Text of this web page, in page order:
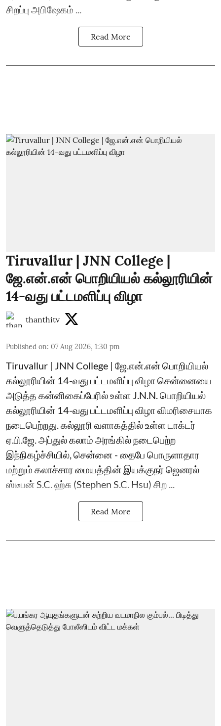
சிறப்பு அபிஷேகம் ...
Read More
Tiruvallur | JNN College |
ஜே.என்.என் பொறியியல் கல்லூரியின்
14-வது பட்டமளிப்பு விழா
thanthitv
Published on: 07 Aug 2026, 1:30 pm
Tiruvallur | JNN College | ஜே.என்.என் பொறியியல்
கல்லூரியின் 14-வது பட்டமளிப்பு விழா சென்னையை
அடுத்த கன்னிகைப்பேரில் உள்ள J.N.N. பொறியியல்
கல்லூரியின் 14-வது பட்டமளிப்பு விழா விமரிசையாக
நடைபெற்றது. கல்லூரி வளாகத்தில் உள்ள டாக்டர்
ஏ.பி.ஜே. அப்துல் கலாம் அரங்கில் நடைபெற்ற
இந்நிகழ்ச்சியில், சென்னை - தைபே பொருளாதார
மற்றும் கலாச்சார மையத்தின் இயக்குநர் ஜெனரல்
ஸ்டீபன் S.C. ஹ்சு (Stephen S.C. Hsu) சிற ...
Read More